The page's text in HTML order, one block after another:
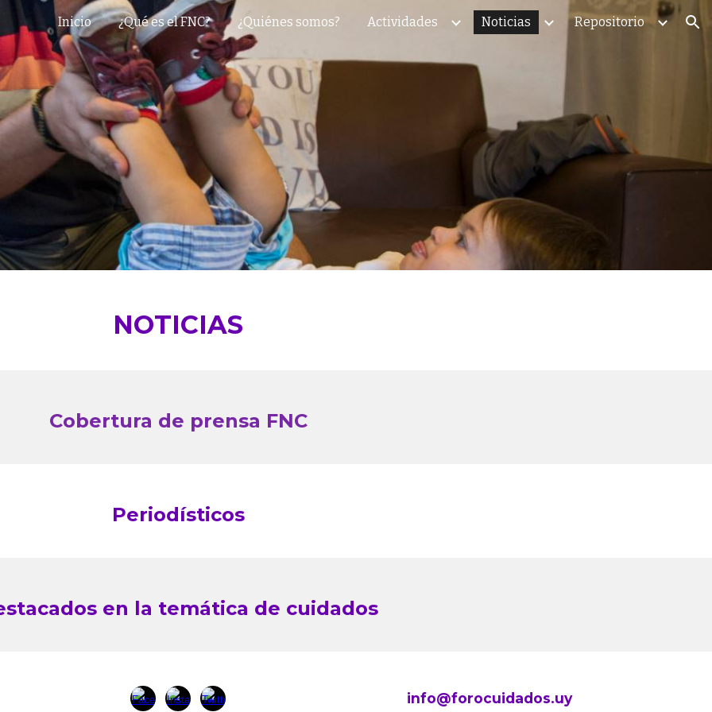
to main content Skip to navigation
Inicio ¿Qué es el FNC? ¿Quiénes somos? Actividades Noticias Repositorio
NOTICIAS
Cobertura de prensa FNC
Periodísticos
en la temática de cuidados
info@forocuidados.uy